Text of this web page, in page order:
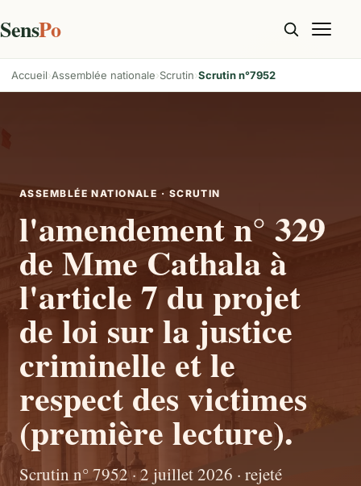
SensPo
Accueil Assemblée nationale Scrutin Scrutin n°7952
ASSEMBLÉE NATIONALE · SCRUTIN
l'amendement n° 329
de Mme Cathala à
l'article 7 du projet
de loi sur la justice
criminelle et le
respect des victimes
(première lecture).
Scrutin n° 7952 · 2 juillet 2026 · rejeté